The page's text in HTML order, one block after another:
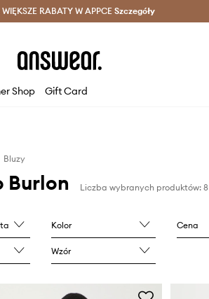
> Dostawa nawet w 24h >
RABATY W APPCE Szczegóły
Shop Gift Card
Bluzy
Burlon Liczba wybranych produktów: 8
Kolor Cena
Wzór